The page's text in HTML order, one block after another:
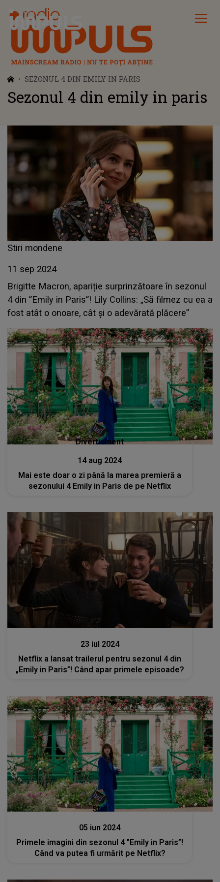
Radio Impuls
SEZONUL 4 DIN EMILY IN PARIS
Sezonul 4 din emily in paris
Stiri mondene
11 sep 2024
Brigitte Macron, apariție surprinzătoare în sezonul
4 din ”Emily in Paris”! Lily Collins: „Să filmez cu ea a
fost atât o onoare, cât şi o adevărată plăcere”
Divertisment
14 aug 2024
Mai este doar o zi până la marea premieră a
sezonului 4 Emily in Paris de pe Netflix
Stiri
23 iul 2024
Netflix a lansat trailerul pentru sezonul 4 din
„Emily in Paris”! Când apar primele episoade?
Stiri
05 iun 2024
Primele imagini din sezonul 4 ”Emily in Paris”!
Când va putea fi urmărit pe Netflix?